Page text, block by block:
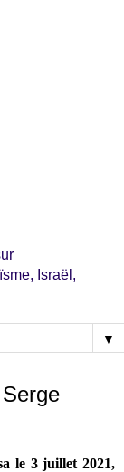
Israël,
▼
le 3 juillet 2021,